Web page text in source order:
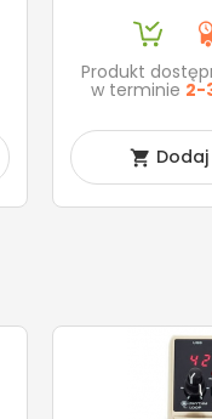
Produkt
w terminie 2-
